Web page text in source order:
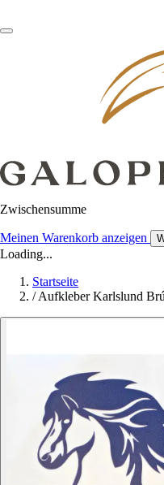
Zwischensumme
Meinen Warenkorb anzeigen
Loading...
Startseite
/Aufkleber Karlslund